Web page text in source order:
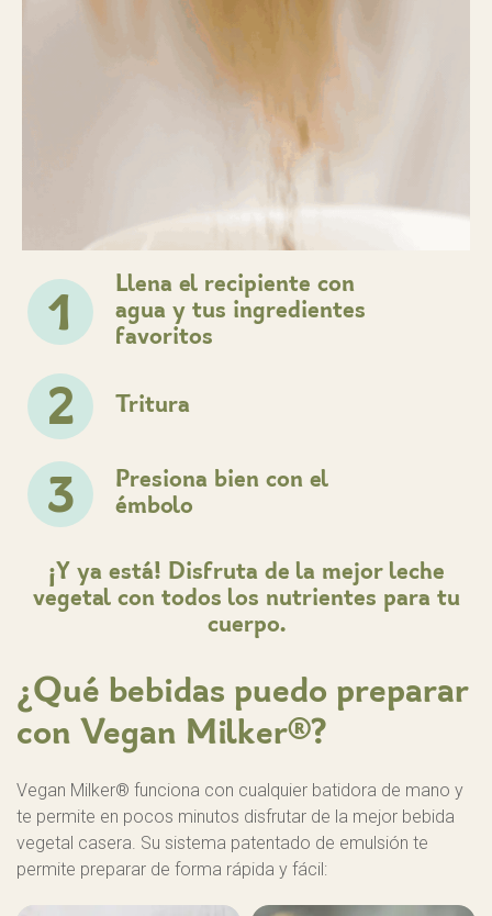
1
Llena el recipiente con
agua y tus ingredientes
favoritos
2 Tritura
3
Presiona bien con el
émbolo
¡Y ya está! Disfruta de la mejor leche
vegetal con todos los nutrientes para tu
cuerpo.
¿Qué bebidas puedo preparar
con Vegan Milker®?
Vegan Milker® funciona con cualquier batidora de mano y
te permite en pocos minutos disfrutar de la mejor bebida
vegetal casera. Su sistema patentado de emulsión te
permite preparar de forma rápida y fácil: